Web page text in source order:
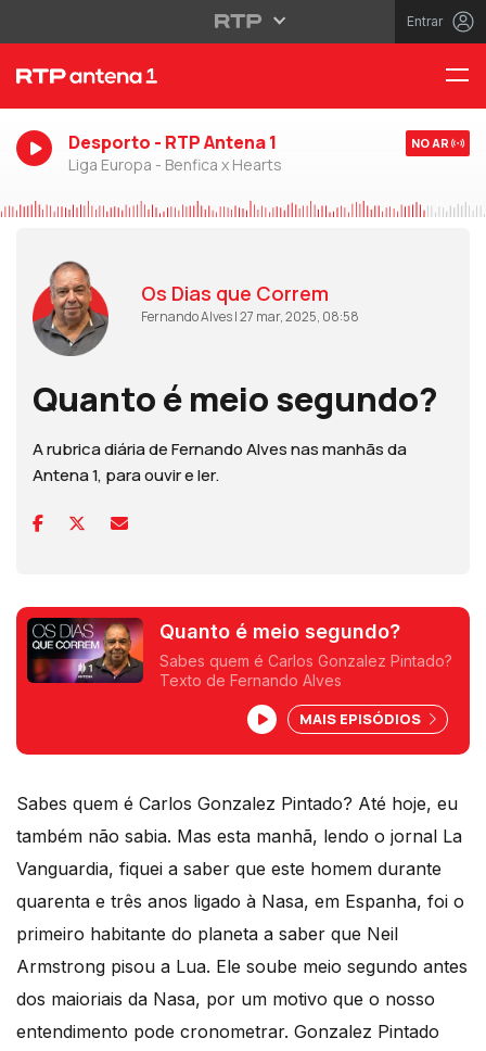
Entrar
Desporto - RTP Antena 1
Liga Europa - Benfica x Hearts
NO AR
Os Dias que Correm
Fernando Alves | 27 mar, 2025, 08:58
Quanto é meio segundo?
A rubrica diária de Fernando Alves nas manhãs da
Antena 1, para ouvir e ler.
Quanto é meio segundo?
Sabes quem é Carlos Gonzalez Pintado?
Texto de Fernando Alves
MAIS EPISÓDIOS
Sabes quem é Carlos Gonzalez Pintado? Até hoje, eu
também não sabia. Mas esta manhã, lendo o jornal La
Vanguardia, fiquei a saber que este homem durante
quarenta e três anos ligado à Nasa, em Espanha, foi o
primeiro habitante do planeta a saber que Neil
Armstrong pisou a Lua. Ele soube meio segundo antes
dos maioriais da Nasa, por um motivo que o nosso
entendimento pode cronometrar. Gonzalez Pintado